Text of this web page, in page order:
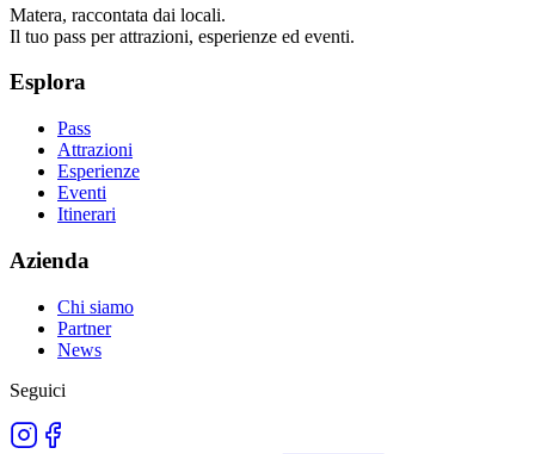
Matera, raccontata dai locali.
Il tuo pass per attrazioni, esperienze ed eventi.
Esplora
Pass
Attrazioni
Esperienze
Eventi
Itinerari
Azienda
Chi siamo
Partner
News
Seguici